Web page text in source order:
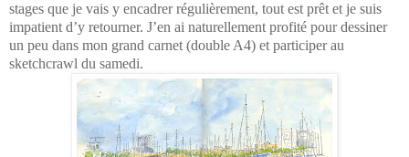
stages que je vais y encadrer régulièrement, tout est prêt et je suis
impatient d’y retourner. J’en ai naturellement profité pour dessiner
un peu dans mon grand carnet (double A4) et participer au
sketchcrawl du samedi.